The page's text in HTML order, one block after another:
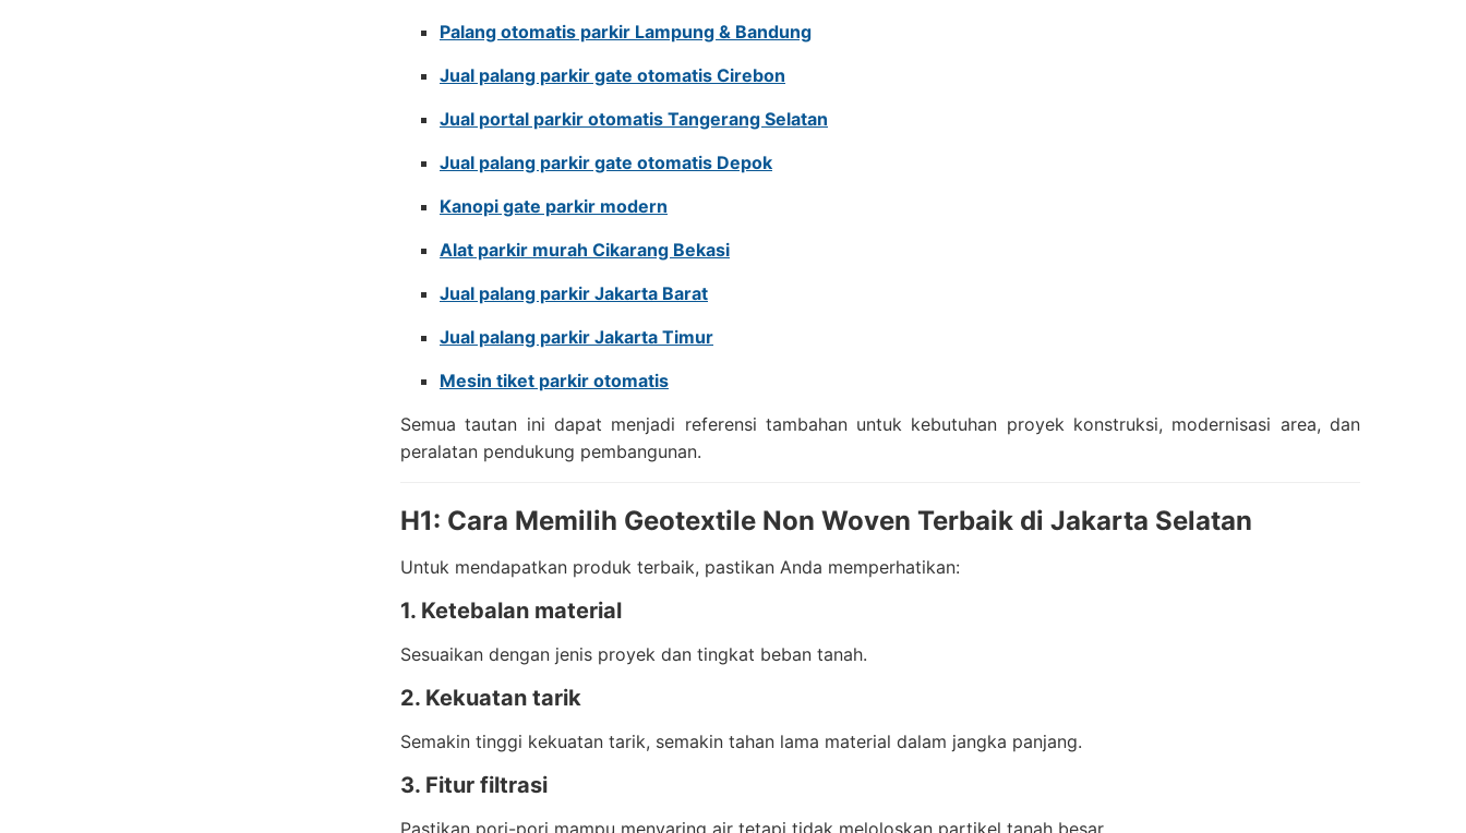
Palang otomatis parkir Lampung & Bandung
Jual palang parkir gate otomatis Cirebon
Jual portal parkir otomatis Tangerang Selatan
Jual palang parkir gate otomatis Depok
Kanopi gate parkir modern
Alat parkir murah Cikarang Bekasi
Jual palang parkir Jakarta Barat
Jual palang parkir Jakarta Timur
Mesin tiket parkir otomatis
Semua tautan ini dapat menjadi referensi tambahan untuk kebutuhan proyek konstruksi, modernisasi area, dan
peralatan pendukung pembangunan.
H1: Cara Memilih Geotextile Non Woven Terbaik di Jakarta Selatan
Untuk mendapatkan produk terbaik, pastikan Anda memperhatikan:
1. Ketebalan material
Sesuaikan dengan jenis proyek dan tingkat beban tanah.
2. Kekuatan tarik
Semakin tinggi kekuatan tarik, semakin tahan lama material dalam jangka panjang.
3. Fitur filtrasi
Pastikan pori-pori mampu menyaring air tetapi tidak meloloskan partikel tanah besar.